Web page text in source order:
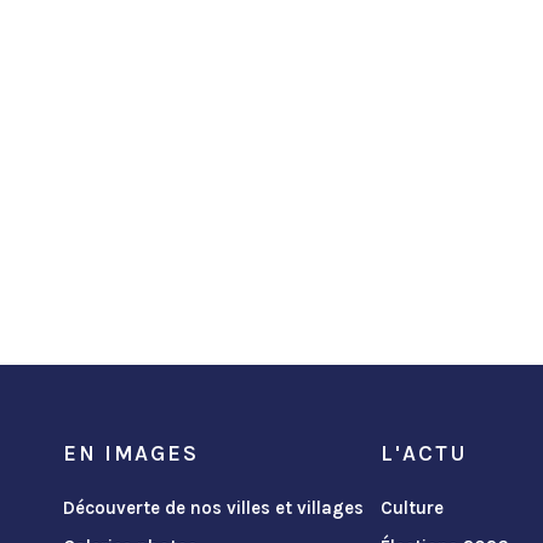
EN IMAGES
Découverte de nos villes et villages
L'ACTU
Culture